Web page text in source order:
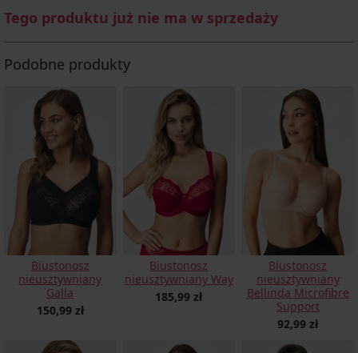
Tego produktu już nie ma w sprzedaży
Podobne produkty
Biustonosz
nieusztywniany
Galla
150,99 zł
Biustonosz
nieusztywniany Way
185,99 zł
Biustonosz
nieusztywniany
Bellinda Microfibre
Support
92,99 zł